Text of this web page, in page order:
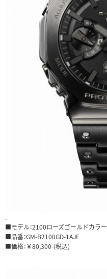
.
■モデル：2100ローズゴールドカラー
■品番：GM-B2100GD-1AJF
■価格：￥80,300-(税込)